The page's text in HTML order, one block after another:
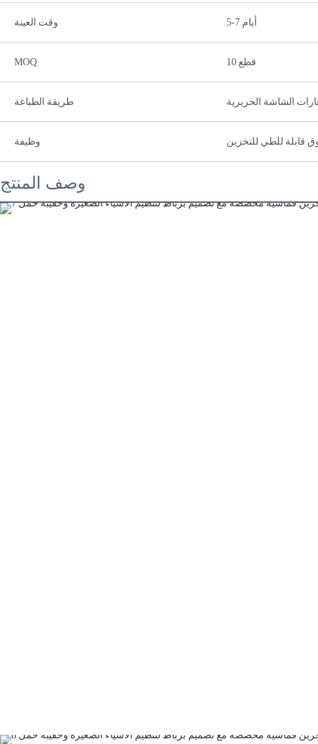
وقت العينة 5-7 أيام
MOQ 10 قطع
طريقة الطباعة الشاشة الحريرية
وظيفة قابلة للطي للتخزين
وصف المنتج